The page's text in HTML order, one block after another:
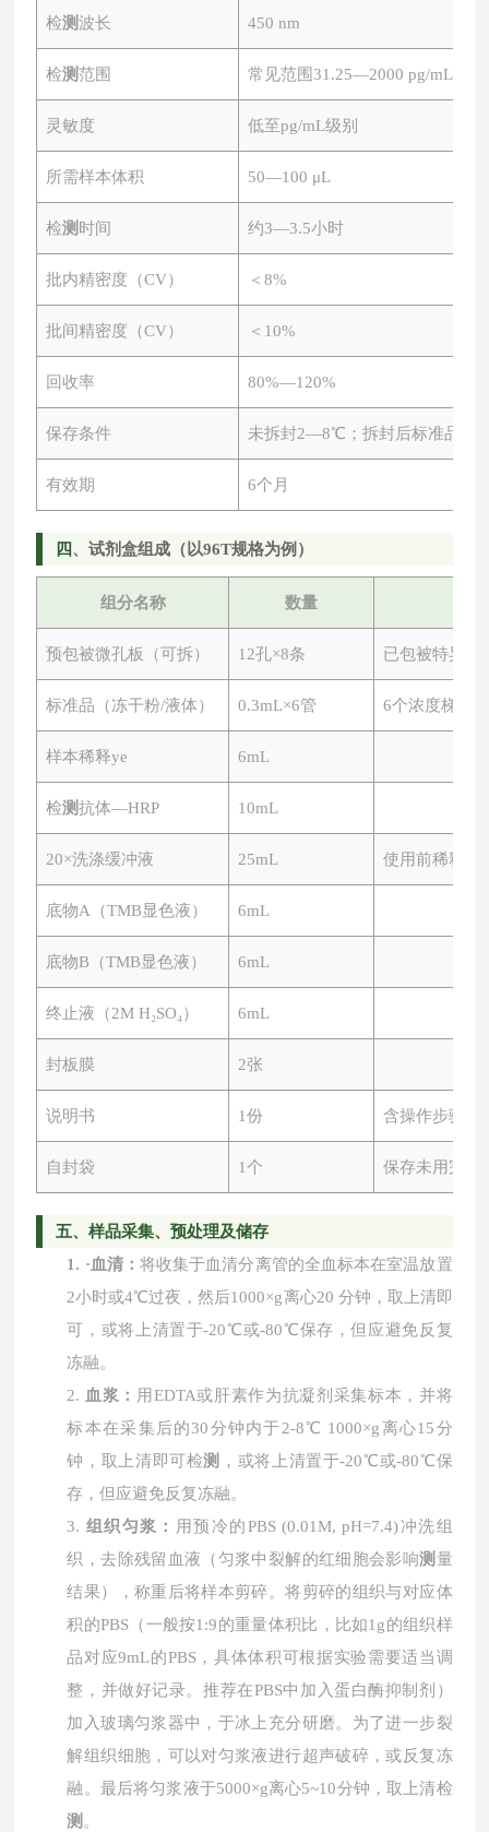
检测波长 450 nm
检测范围 常见范围31.25—2000 pg/mL、
灵敏度 低至pg/mL级别
所需样本体积 50—100 μL
检测 时间 约3—3.5小时
批内精密度（CV） ＜8%
批间精密度（CV） ＜ 10%
回收率 80%—120%
保存条件 未拆封2—8℃；拆封后标准品-
有效期 6个月
四、试剂盒组成（以96T规格为例）
组分名称 数量
预包被微孔板（可拆） 12孔×8条 已包被特异性
标准品（冻干粉/液体） 0.3mL×6管 6个浓度梯度
样本稀释ye 6mL
检测抗体—HRP 10mL
20×洗涤缓冲液 25mL 使用前稀释
底物A（TMB显色液） 6mL
底物B（TMB显色液） 6mL
终止液（2M H₂SO₄） 6mL
封板膜 2张
说明书 1份 含操作步骤及
自封袋 1个 保存未用完板
五、样品采集、预处理及储存
1. ·血清： 将收集于血清分离管的全血标本在室温放置
2小时或4℃过夜，然后1000×g离心20 分钟，取上清即
可，或将上清置于-20℃或-80℃保存，但应避免反复
冻融。
2. 血浆： 用 EDTA或肝素作为抗凝剂采集标本，并将
标本在采集后的30分钟内于2-8℃ 1000×g离心15分
钟，取上清即可检测
，或将上清置于-20℃或-80℃保
存，但应避免反复冻融。
3. 组织匀浆： 用预冷的PBS (0.01M, pH=7.4)冲洗组
织，去除残留血液（匀浆中裂解的红细胞会影响测 量
结果），称重后将样本剪碎。将剪碎的组织与对应体
积的PBS（一般按1:9的重量体积比，比如1g的组织样
品对应9mL的PBS，具体体积可根据实验需要适当调
整，并做好记录。推荐在PBS中加入蛋白酶抑制剂）
加入玻璃匀浆器中，于冰上充分研磨。为了进一步裂
解组织细胞，可以对匀浆液进行超声破碎，或反复冻
融。最后将匀浆液于5000×g离心5~10分钟，取上清检
测 。